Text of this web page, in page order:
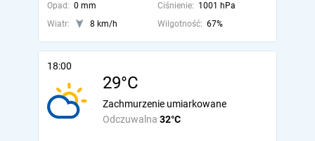
Opad: 0 mm Ciśnienie: 1001 hPa
Wiatr:
8 km/h Wilgotność: 67%
18:00
29°C
Odczuwalna 32°C
Zachmurzenie umiarkowane